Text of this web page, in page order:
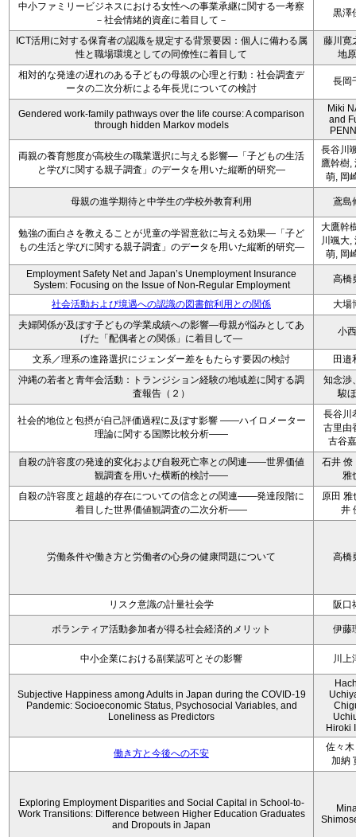
中小ファミリービジネスにおける女性への事業承継に関する一考察
－社会情緒的資産に着目して－
黒澤
ICT活用に対する保育者の認識を規定する背景要因：個人に備わる属
性と職場環境としての同僚性に着目して
藤川寛
地
相対的な発達の遅れのある子どもの母親の心理と行動：社会調査デ
ータの二次分析による年長児についての検討
長岡
Gendered work-family pathways over the life course: A comparison
through hidden Markov models
Miki
and
両親の養育態度が高校生の職業選択に与える影響―「子どもの生活
と学びに関する親子調査」のデータを用いた縦断的研究―
長谷川
鷹幹樹,
萌, 岡
母親の進学期待と中学生の学校外教育利用 鳶島
勉強の面白さを教えることが児童の学習意欲に与える効果―「子ど
もの生活と学びに関する親子調査」のデータを用いた縦断的研究―
大鷹幹
川颯大,
萌, 岡
Employment Safety Net and Japan’s Unemployment Insurance
System: Focusing on the Issue of Non-Regular Employment
高橋
社会活動および境遇への認識の図書館利用との関係
大場
夫婦関係が及ぼす子どもの学業成績への影響―母親が悩みとしてあ
げた「配偶者との関係」に着目して―
小
文系／理系の進路選択にジェンダー差をもたらす要因の検討
田邉
沖縄の若者と青年会活動：トランジション経験の地域差に関する調
査報告（２）
知念渉
駿
社会的地位と包摂が自己評価過程に及ぼす影響 ――ハイロメーター
理論に関する国際比較分析――
長谷川
古里由
古谷
自殺の許容度の発達的変化および自殺死亡率との関連――世界価値
観調査を用いた横断的検討――
石井 僚
雅
自殺の許容度と超越的存在についての信念との関連――発達段階に
着目した世界価値観調査の二次分析――
原田 雅
井
労働条件や働き方と労働者の心身の健康問題について 高橋
リスク意識の計量社会学 阪口
ボランティア活動参加者が得る社会経済的メリット 伊藤
中小企業における副業認可とその影響 川上
Subjective Happiness among Adults in Japan during the COVID-19
Pandemic: Socioeconomic Status, Psychosocial Variables, and
Loneliness as Predictors
Hiroki
働き方と今後への不安
佐々木
加納
Exploring Employment Disparities and Social Capital in School-to-
Work Transitions: Difference between Higher Education Graduates
and Dropouts in Japan